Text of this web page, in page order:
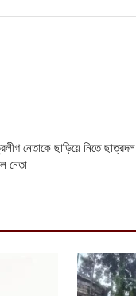
নেতাকে ছাড়িয়ে নিতে ছাত্রদল
নেতা